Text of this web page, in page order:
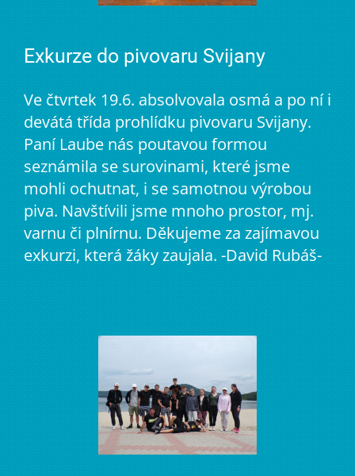
Exkurze do pivovaru Svijany
Ve čtvrtek 19.6. absolvovala osmá a po ní i
devátá třída prohlídku pivovaru Svijany.
Paní Laube nás poutavou formou
seznámila se surovinami, které jsme
mohli ochutnat, i se samotnou výrobou
piva. Navštívili jsme mnoho prostor, mj.
varnu či plnírnu. Děkujeme za zajímavou
exkurzi, která žáky zaujala. -David Rubáš-